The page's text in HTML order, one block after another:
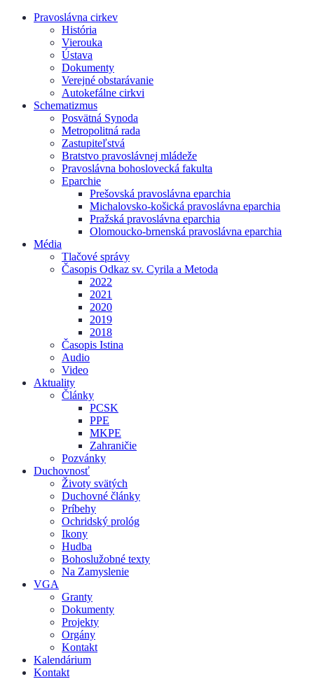
Pravoslávna cirkev
História
Vierouka
Ústava
Dokumenty
Verejné obstarávanie
Autokefálne cirkvi
Schematizmus
Posvätná Synoda
Metropolitná rada
Zastupiteľstvá
Bratstvo pravoslávnej mládeže
Pravoslávna bohoslovecká fakulta
Eparchie
Prešovská pravoslávna eparchia
Michalovsko-košická pravoslávna eparchia
Pražská pravoslávna eparchia
Olomoucko-brnenská pravoslávna eparchia
Média
Tlačové správy
Časopis Odkaz sv. Cyrila a Metoda
2022
2021
2020
2019
2018
Časopis Istina
Audio
Video
Aktuality
Články
PCSK
PPE
MKPE
Zahraničie
Pozvánky
Duchovnosť
Životy svätých
Duchovné články
Príbehy
Ochridský prológ
Ikony
Hudba
Bohoslužobné texty
Na Zamyslenie
VGA
Granty
Dokumenty
Projekty
Orgány
Kontakt
Kalendárium
Kontakt